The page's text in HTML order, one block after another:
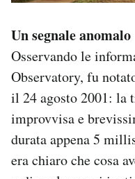
Un segnale anomalo
Osservando le
Observatory, fu
il 24 agosto 2001: la
improvvisa e
durata appena 5
era chiaro che cosa